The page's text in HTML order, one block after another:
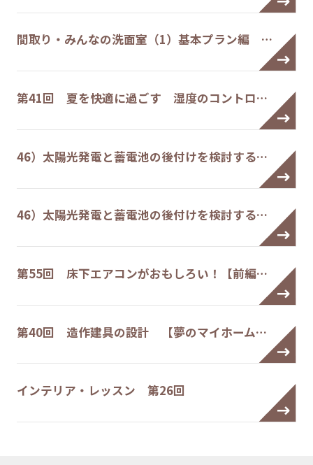
間取り・みんなの洗面室（1）基本プラン編 …
第41回 夏を快適に過ごす 湿度のコントロ…
46）太陽光発電と蓄電池の後付けを検討する…
46）太陽光発電と蓄電池の後付けを検討する…
第55回 床下エアコンがおもしろい！【前編…
第40回 造作建具の設計 【夢のマイホーム…
インテリア・レッスン 第26回